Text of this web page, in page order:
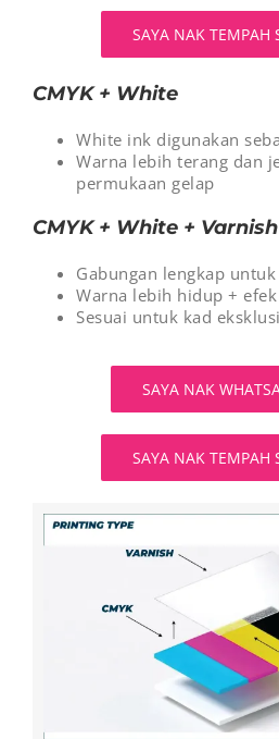
SAYA NAK TEMPAH
CMYK + White
White ink digunakan
Warna lebih terang dan
permukaan gelap
CMYK + White + Varnish
Gabungan lengkap
Warna lebih hidup +
Sesuai untuk kad
SAYA NAK
SAYA NAK TEMPAH